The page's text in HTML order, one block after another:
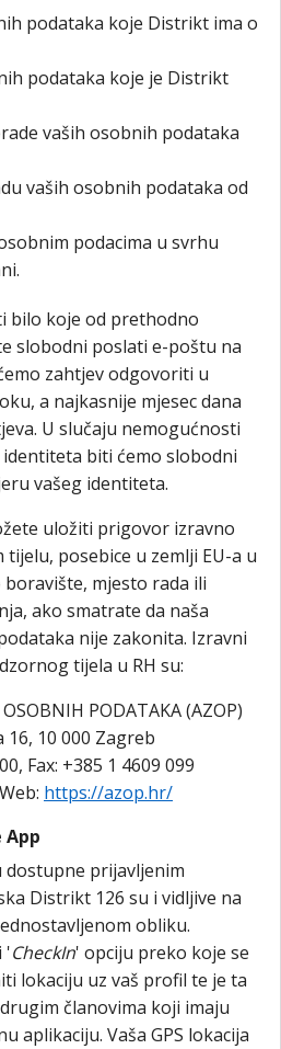
podataka koje Distrikt ima o
podataka koje je Distrikt
vaših osobnih podataka
vaših osobnih podataka od
podacima u svrhu
bilo koje od prethodno
slobodni poslati e-poštu na
zahtjev odgovoriti u
a najkasnije mjesec dana
U slučaju nemogućnosti
biti ćemo slobodni
vašeg identiteta.
uložiti prigovor izravno
posebice u zemlji EU-a u
mjesto rada ili
ako smatrate da naša
nije zakonita. Izravni
tijela u RH su:
PODATAKA (AZOP)
16, 10 000 Zagreb
Fax: +385 1 4609 099
Web: https://azop.hr/
App
dostupne prijavljenim
Distrikt 126 su i vidljive na
obliku.
'CheckIn' opciju preko koje se
lokaciju uz vaš profil te je ta
članovima koji imaju
aplikaciju. Vaša GPS lokacija